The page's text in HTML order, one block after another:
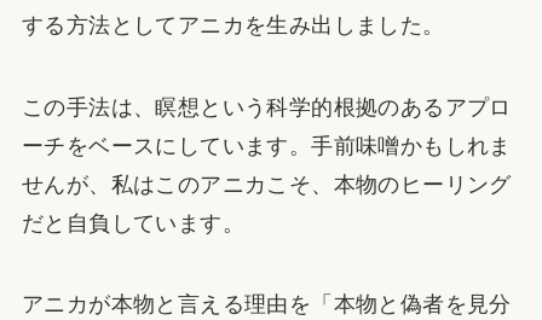
する方法としてアニカを生み出しました。
この手法は、瞑想という科学的根拠のあるアプロ
ーチをベースにしています。手前味噌かもしれま
せんが、私はこのアニカこそ、本物のヒーリング
だと自負しています。
アニカが本物と言える理由を「本物と偽者を見分